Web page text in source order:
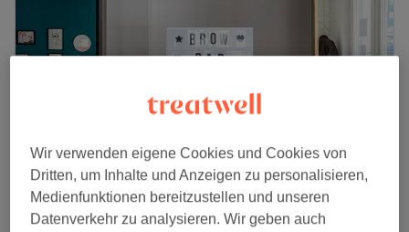
Schätzchen - Beautysalon
Uhlenhorst, Hamburg
Auf Karte anzeigen
Naturnagelverstärkung
10 Min.
Schnellansicht Saloninfos
Wir verwenden eigene Cookies und Cookies von
Dritten, um Inhalte und Anzeigen zu personalisieren,
Medienfunktionen bereitzustellen und unseren
Datenverkehr zu analysieren. Wir geben auch